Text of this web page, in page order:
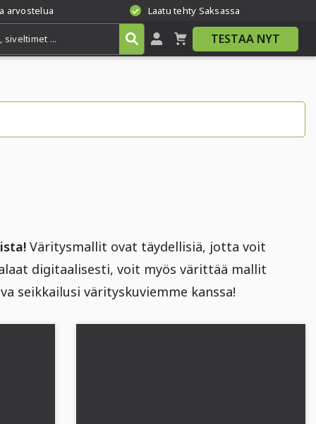
arvostelua Laatu tehty Saksassa
TESTAA NYT
Väritysmallit ovat täydellisiä, jotta voit
digitaalisesti, voit myös värittää mallit
seikkailusi värityskuviemme kanssa!